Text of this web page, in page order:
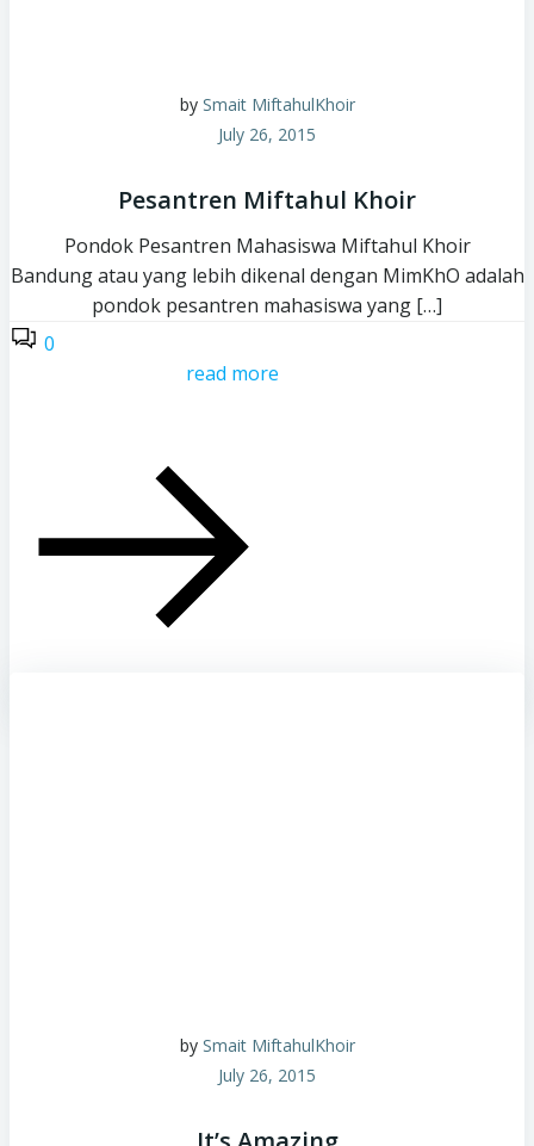
by Smait MiftahulKhoir
July 26, 2015
Pesantren Miftahul Khoir
Pondok Pesantren Mahasiswa Miftahul Khoir
Bandung atau yang lebih dikenal dengan MimKhO adalah
pondok pesantren mahasiswa yang […]
0
read more
by Smait MiftahulKhoir
July 26, 2015